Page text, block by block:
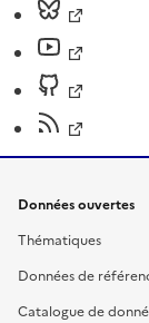
Données ouvertes
Thématiques
Données de
Catalogue de